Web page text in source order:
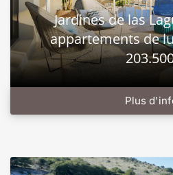
Jardines de las
appartements de
Plus